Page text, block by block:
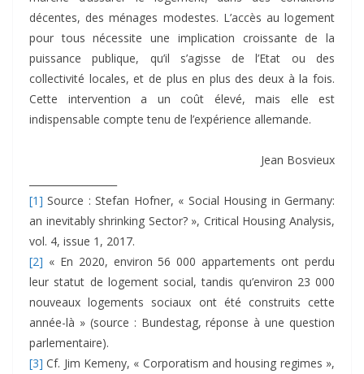
décentes, des ménages modestes. L’accès au logement
pour tous nécessite une implication croissante de la
puissance publique, qu’il s’agisse de l’Etat ou des
collectivité locales, et de plus en plus des deux à la fois.
Cette intervention a un coût élevé, mais elle est
indispensable compte tenu de l’expérience allemande.
Jean Bosvieux
[1] Source : Stefan Hofner, « Social Housing in Germany:
an inevitably shrinking Sector? », Critical Housing Analysis,
vol. 4, issue 1, 2017.
[2] « En 2020, environ 56 000 appartements ont perdu
leur statut de logement social, tandis qu’environ 23 000
nouveaux logements sociaux ont été construits cette
année-là » (source : Bundestag, réponse à une question
parlementaire).
[3] Cf. Jim Kemeny, « Corporatism and housing regimes »,